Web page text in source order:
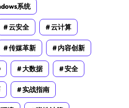
系统
云安全 云计算
传媒革新 内容创新
大数据 安全
实战指南